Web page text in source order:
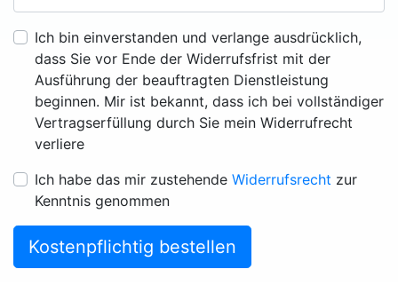
Ich bin einverstanden und verlange ausdrücklich,
dass Sie vor Ende der Widerrufsfrist mit der
Ausführung der beauftragten Dienstleistung
beginnen. Mir ist bekannt, dass ich bei vollständiger
Vertragserfüllung durch Sie mein Widerrufrecht
verliere
Ich habe das mir zustehende Widerrufsrecht zur
Kenntnis genommen
Kostenpflichtig bestellen